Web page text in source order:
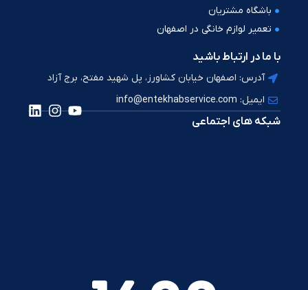
باشگاه مشتریان
تعمیر لوازم خانگی در اصفهان
با ما در ارتباط باشید
آدرس: اصفهان خیابان کشاورز، پل شهید مفتح، برج آزاد
ایمیل: info@entekhabservice.com
شبکه های اجتماعی